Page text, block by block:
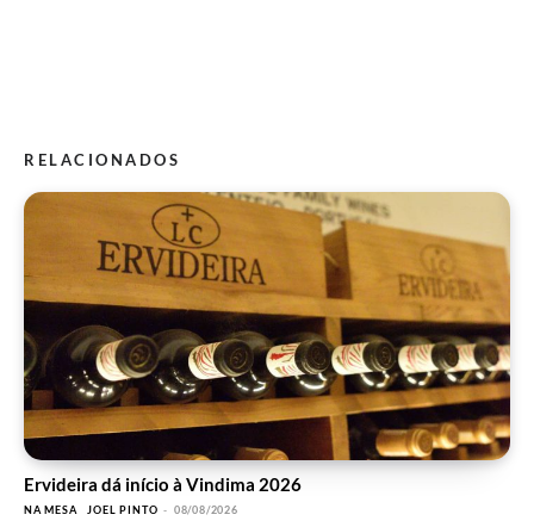
RELACIONADOS
Ervideira dá início à Vindima 2026
NA MESA JOEL PINTO - 08/08/2026